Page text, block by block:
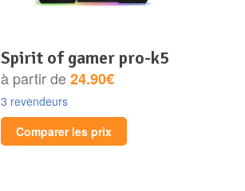
spirit of gamer pro-k5
à partir de24.90€
3 revendeurs
Comparer les prix